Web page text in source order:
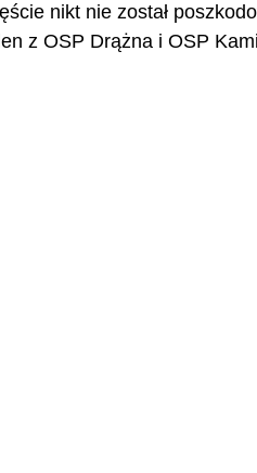
nikt nie został
z OSP Drążna i OSP